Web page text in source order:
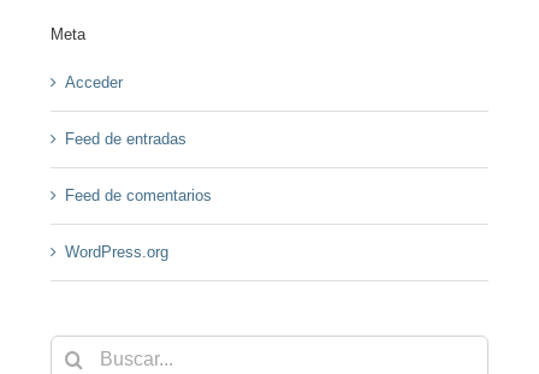
Meta
Acceder
Feed de entradas
Feed de comentarios
WordPress.org
Buscar: